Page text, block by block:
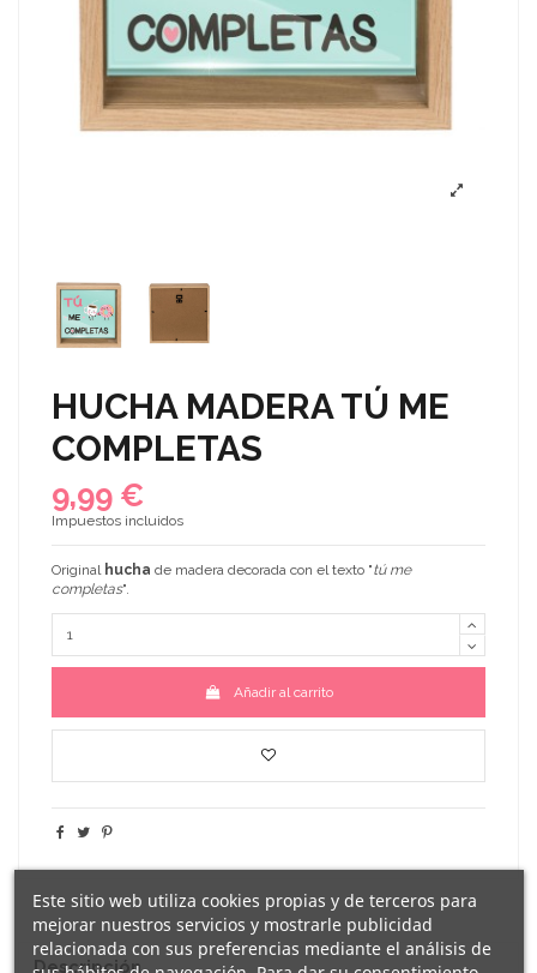
HUCHA MADERA TÚ ME
COMPLETAS
9,99 €
Impuestos incluidos
Original hucha de madera decorada con el texto "tú me
completas".
Añadir al carrito
Descripción
Este sitio web utiliza cookies propias y de terceros para
mejorar nuestros servicios y mostrarle publicidad
relacionada con sus preferencias mediante el análisis de